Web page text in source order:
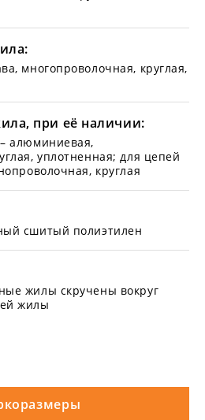
многопроволочная, круглая,
при её наличии:
алюминиевая,
уплотненная; для цепей
круглая
сшитый полиэтилен
жилы скручены вокруг
жилы